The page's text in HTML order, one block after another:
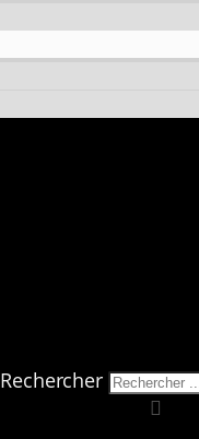
Rechercher